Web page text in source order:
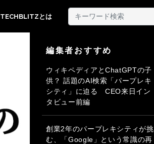
TECHBLITZとは
編集者おすすめ
ウィキペディアとChatGPTの子
供？ 話題のAI検索「パープレキ
シティ」に迫る CEO来日イン
タビュー前編
創業2年のパープレキシティが挑
む、「Google」という常識の再